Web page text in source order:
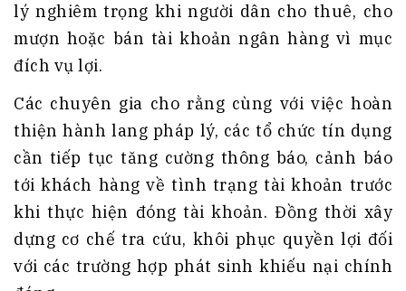
lý nghiêm trọng khi người dân cho thuê, cho
mượn hoặc bán tài khoản ngân hàng vì mục
đích vụ lợi.
Các chuyên gia cho rằng cùng với việc hoàn
thiện hành lang pháp lý, các tổ chức tín dụng
cần tiếp tục tăng cường thông báo, cảnh báo
tới khách hàng về tình trạng tài khoản trước
khi thực hiện đóng tài khoản. Đồng thời xây
dựng cơ chế tra cứu, khôi phục quyền lợi đối
với các trường hợp phát sinh khiếu nại chính